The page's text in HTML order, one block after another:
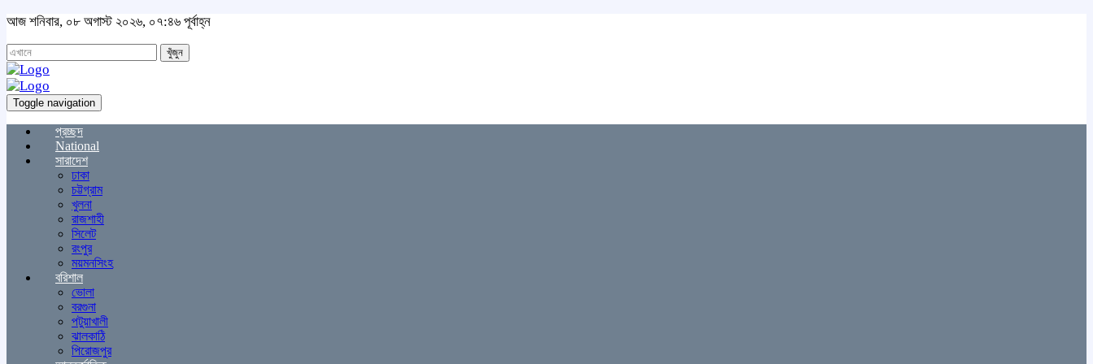
আজ শনিবার, ০৮ অগাস্ট ২০২৬, ০৭:৪৬ পূর্বাহ্ন
খুঁজুন
Toggle navigation
প্রচ্ছদ
National
সারাদেশ
ঢাকা
চট্টগ্রাম
খুলনা
রাজশাহী
সিলেট
রংপুর
ময়মনসিংহ
বরিশাল
ভোলা
বরগুনা
পটুয়াখালী
ঝালকাঠি
পিরোজপুর